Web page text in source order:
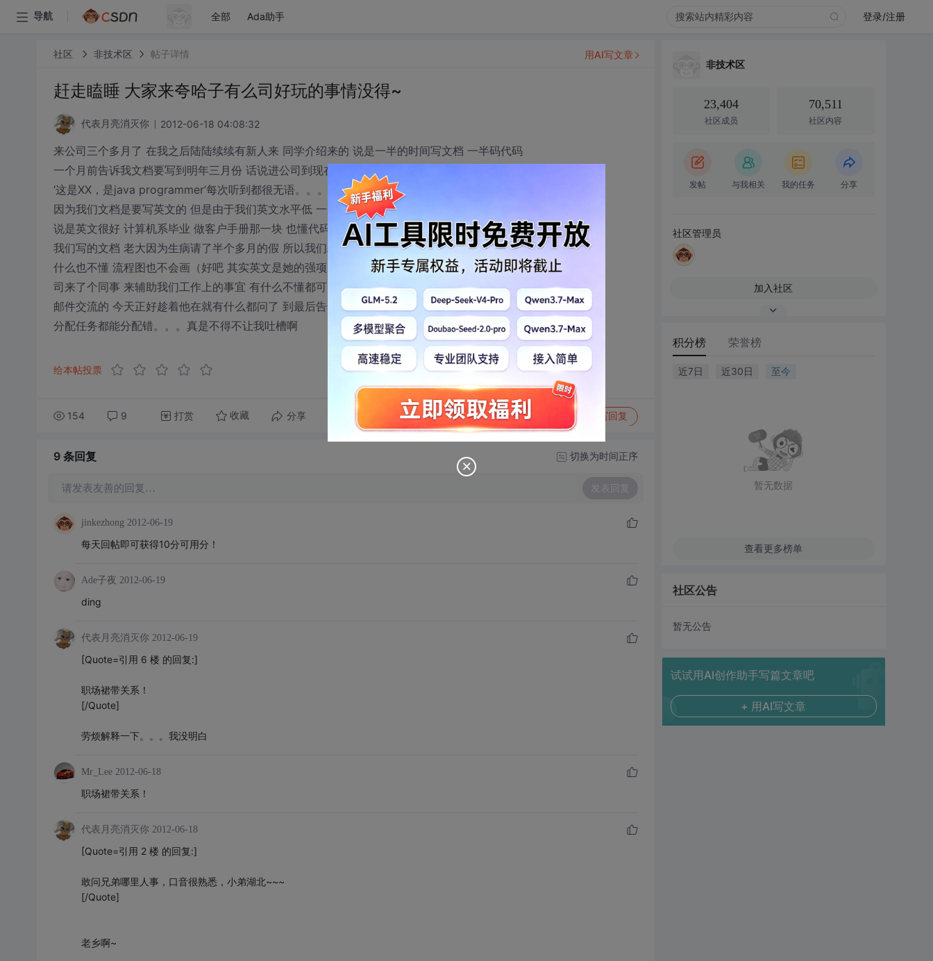
导航 全部 Ada助手 登录/注册
社区 非技术区 帖子详情
赶走瞌睡 大家来夸哈子有么司好玩的事情没得~
代表月亮消灭你 2012-06-18 04:08:32
来公司三个多月了 在我之后陆陆续续有新人来 同学介绍来的 说是一半的时间写文档 一半码代码
一个月前告诉我文档要写到明年三月份 话说进公司到现在天天在写文档 坑爹的是老大给新来的同事介绍时说：
‘这是XX，是java programmer’每次听到都很无语。。。
因为我们文档是要写英文的 但是由于我们英文水平低 一般就中英结合了 前段时间我们组来了个女生
说是英文很好 计算机系毕业 做客户手册那一块 也懂代码啥的 本来是以为跟我们一起写文档的 没想到是检查
我们写的文档 老大因为生病请了半个多月的假 所以我们工作啥的都有这个女生来管了 啥计算机系毕业的 类是
什么也不懂 流程图也不会画（好吧 其实英文是她的强项 我们文档上的语法错误全都是她来review的） 今天总公
司来了个同事 来辅助我们工作上的事宜 有什么不懂都可以问他 关于我们现在项目啊 写文档啊什么的 平常都是
邮件交流的 今天正好趁着他在就有什么都问了 到最后告诉我们上周修改的搞错了。。。。我们那个郁闷啊。。。
分配任务都能分配错。。。真是不得不让我吐槽啊
给本帖投票
154 9 打赏 收藏 分享 举报 写回复
用AI写文章
9 条回复 切换为时间正序
请发表友善的回复… 发表回复
jinkezhong 2012-06-19
每天回帖即可获得10分可用分！
Ade子夜 2012-06-19
ding
代表月亮消灭你 2012-06-19
[Quote=引用 6 楼 的回复:]
职场裙带关系！
[/Quote]
劳烦解释一下。。。我没明白
Mr_Lee 2012-06-18
职场裙带关系！
代表月亮消灭你 2012-06-18
[Quote=引用 2 楼 的回复:]
敢问兄弟哪里人事，口音很熟悉，小弟湖北~~~
[/Quote]
老乡啊~
非技术区
23,404
社区成员
70,511
社区内容
发帖 与我相关 我的任务 分享
社区管理员
加入社区
积分榜 荣誉榜
近7日 近30日 至今
暂无数据
查看更多榜单
社区公告
暂无公告
试试用AI创作助手写篇文章吧
+ 用AI写文章